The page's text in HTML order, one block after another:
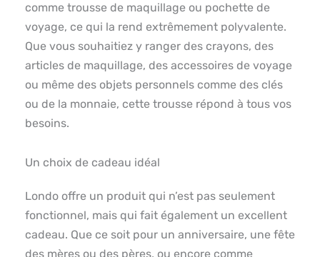
comme trousse de maquillage ou pochette de
voyage, ce qui la rend extrêmement polyvalente.
Que vous souhaitiez y ranger des crayons, des
articles de maquillage, des accessoires de voyage
ou même des objets personnels comme des clés
ou de la monnaie, cette trousse répond à tous vos
besoins.
Un choix de cadeau idéal
Londo offre un produit qui n’est pas seulement
fonctionnel, mais qui fait également un excellent
cadeau. Que ce soit pour un anniversaire, une fête
des mères ou des pères, ou encore comme